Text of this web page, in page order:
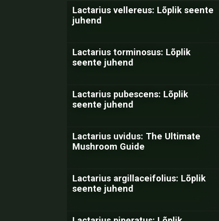
Lactarius vellereus: Lõplik seente
juhend
Lactarius torminosus: Lõplik
seente juhend
Lactarius pubescens: Lõplik
seente juhend
Lactarius uvidus: The Ultimate
Mushroom Guide
Lactarius argillaceifolius: Lõplik
seente juhend